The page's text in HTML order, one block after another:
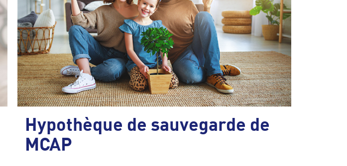
Hypothèque de sauvegarde de
MCAP